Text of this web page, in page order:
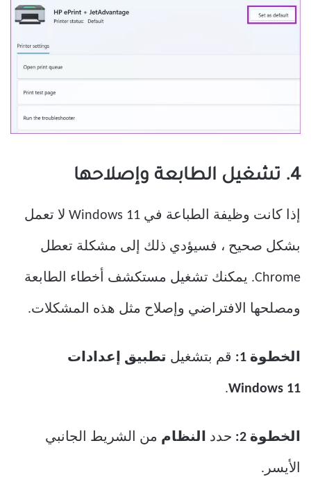
4. تشغيل الطابعة وإصلاحها
إذا كانت وظيفة الطباعة في Windows 11 لا تعمل
بشكل صحيح ، فسيؤدي ذلك إلى مشكلة تعطل
Chrome. يمكنك تشغيل مستكشف أخطاء الطابعة
ومصلحها الافتراضي وإصلاح مثل هذه المشكلات.
الخطوة 1: قم بتشغيل تطبيق إعدادات
Windows 11
.
الخطوة 2: حدد النظام من الشريط الجانبي
الأيسر.